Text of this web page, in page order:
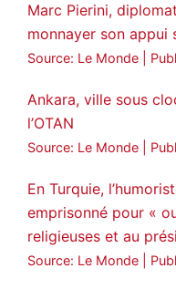
Marc Pierini,
monnayer son appui
Source: Le Monde
Ankara, ville sous
l’OTAN
Source: Le Monde
En Turquie,
emprisonné pour «
religieuses et au
Source: Le Monde